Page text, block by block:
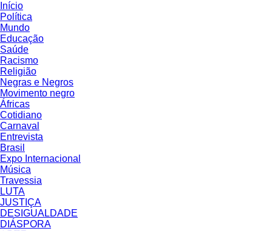
Início
Política
Mundo
Educação
Saúde
Racismo
Religião
Negras e Negros
Movimento negro
Áfricas
Cotidiano
Carnaval
Entrevista
Brasil
Expo Internacional
Música
Travessia
LUTA
JUSTIÇA
DESIGUALDADE
DIÁSPORA